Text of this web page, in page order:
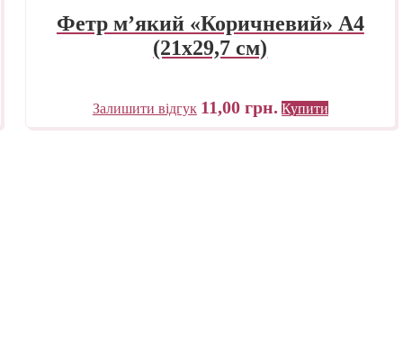
Фетр м’який «Коричневий» А4
(21х29,7 см)
Залишити відгук 11,00 грн. Купити